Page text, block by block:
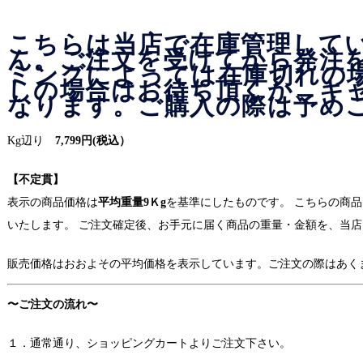
こちらは当店で在庫管理して
ん。ご注文を受けてから発注
ミングによっては在庫切れの
しの場合はお待ち頂くか、キ
なります。ご購入の際は予め
Kg辺り 7,799円(税込）
【不定貫】
表示の商品価格は平均重量9Ｋgを基準にしたものです。 こちらの商
いたします。 ご注文確定後、お手元に届く商品の重量・金額を、当
販売価格はおおよその平均価格を表示しています。ご注文の際はあ
〜ご注文の流れ〜
１．通常通り、ショッピングカートよりご注文下さい。